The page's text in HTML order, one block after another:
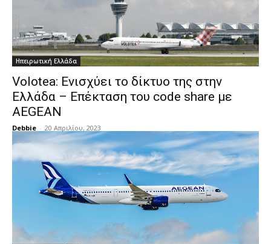
Ηπειρωτική Ελλάδα
Volotea: Ενισχύει το δίκτυο της στην
Ελλάδα – Επέκταση του code share με
AEGEAN
Debbie - 20 Απριλίου, 2023